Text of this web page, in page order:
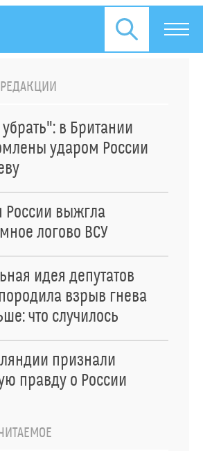
в Британии
ударом России
России выжгла
логово ВСУ
идея депутатов
взрыв гнева
что случилось
признали
правду о России